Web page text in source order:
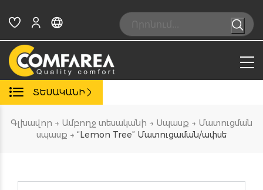
content
Search:
ՏԵՍԱԿԱՆԻ
Գլխավոր → Ամբողջ տեսականի → Սպասք → Մատուցման
սպասք → “Lemon Tree” Մատուցաման/ափսե